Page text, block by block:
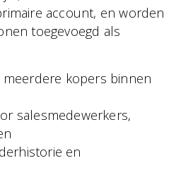
account, en worden
toegevoegd als
kopers binnen
salesmedewerkers,
en